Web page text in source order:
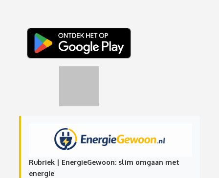
Rubriek | EnergieGewoon: slim omgaan met
energie